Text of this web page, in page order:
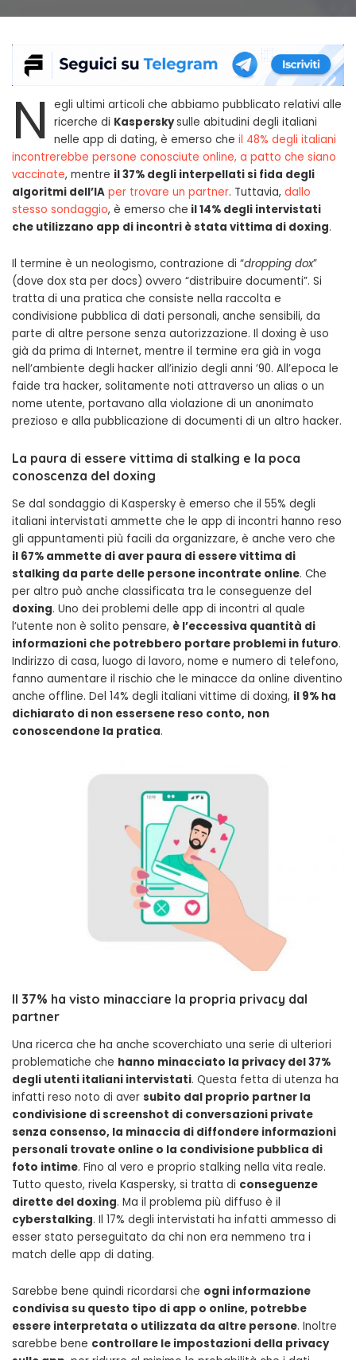
N egli ultimi articoli che abbiamo pubblicato relativi alle
ricerche di Kasperskysulle abitudini degli italiani
nelle app di dating, è emerso che il 48% degli italiani
incontrerebbe persone conosciute online, a patto che siano
vaccinate, mentre il 37% degli interpellati si fida degli
algoritmi dell’IA per trovare un partner. Tuttavia, dallo
stesso sondaggio, è emerso che il 14% degli intervistati
che utilizzano app di incontri è stata vittima di doxing.
Il termine è un neologismo, contrazione di “dropping dox”
(dove dox sta per docs) ovvero “distribuire documenti”. Si
tratta di una pratica che consiste nella raccolta e
condivisione pubblica di dati personali, anche sensibili, da
parte di altre persone senza autorizzazione. Il doxing è uso
già da prima di Internet, mentre il termine era già in voga
nell’ambiente degli hacker all’inizio degli anni ’90. All’epoca le
faide tra hacker, solitamente noti attraverso un alias o un
nome utente, portavano alla violazione di un anonimato
prezioso e alla pubblicazione di documenti di un altro hacker.
La paura di essere vittima di stalking e la poca
conoscenza del doxing
Se dal sondaggio di Kaspersky è emerso che il 55% degli
italiani intervistati ammette che le app di incontri hanno reso
gli appuntamenti più facili da organizzare, è anche vero che
il 67% ammette di aver paura di essere vittima di
stalking da parte delle persone incontrate online. Che
per altro può anche classificata tra le conseguenze del
doxing. Uno dei problemi delle app di incontri al quale
l’utente non è solito pensare, è l’eccessiva quantità di
informazioni che potrebbero portare problemi in futuro.
Indirizzo di casa, luogo di lavoro, nome e numero di telefono,
fanno aumentare il rischio che le minacce da online diventino
anche offline. Del 14% degli italiani vittime di doxing, il 9% ha
dichiarato di non essersene reso conto, non
conoscendone la pratica.
Il 37% ha visto minacciare la propria privacy dal
partner
Una ricerca che ha anche scoverchiato una serie di ulteriori
problematiche che hanno minacciato la privacy del 37%
degli utenti italiani intervistati. Questa fetta di utenza ha
infatti reso noto di aver subito dal proprio partner la
condivisione di screenshot di conversazioni private
senza consenso, la minaccia di diffondere informazioni
personali trovate online o la condivisione pubblica di
foto intime. Fino al vero e proprio stalking nella vita reale.
Tutto questo, rivela Kaspersky, si tratta di conseguenze
dirette del doxing. Ma il problema più diffuso è il
cyberstalking. Il 17% degli intervistati ha infatti ammesso di
esser stato perseguitato da chi non era nemmeno tra i
match delle app di dating.
Sarebbe bene quindi ricordarsi che ogni informazione
condivisa su questo tipo di app o online, potrebbe
essere interpretata o utilizzata da altre persone. Inoltre
sarebbe bene controllare le impostazioni della privacy